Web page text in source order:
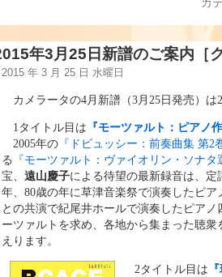
年3月25日新譜のご案内［
2015 年 3 月 25 日 水曜日
カメラータの4月新譜（3月25日発売）は2
1タイトル目は 『モーツァルト：ピアノ
2005年の 『ドビュッシー：前奏曲集 第2
る
『モーツァルト：ヴァイオリン・ソナタ
宝、 遠山慶子による待望の最新録音は、
年、80歳の年に草津音楽祭で演奏したピア
との共演で紀尾井ホールで演奏したピア
ーツァルトを求め、各地から集まった聴
えります。
2タイトル目は